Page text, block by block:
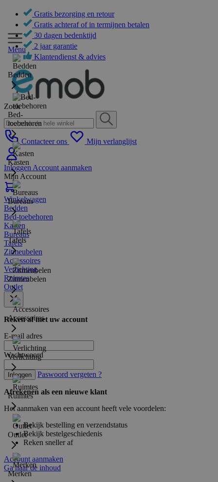
Gratis bezorging en retour
Gratis achteraf of in termijnen betalen
30 dagen bedenktijd
2 jaar garantie
Klantendienst & advies
Zoek
Contacteer ons Mijn verlanglijst
Inloggen Account aanmaken
Mijn Account
Winkelwagen
Menu
Bedden
Bed-
toebehoren
Kasten
Bureaus
Tafels
Zitmeubelen
Accessoires
Verlichting
Ruimtes
Outlet
Merken
Bedden
Bed-toebehoren
Kasten
Bureaus
Tafels
Zitmeubelen
Accessoires
Verlichting
Ruimtes
Outlet
Reken af met uw account
E-mail adres
Wachtwoord
Inloggen Paswoord vergeten ?
Afrekenen als een nieuwe klant
Het aanmaken van een account heeft vele voordelen:
Bekijk bestelling en verzendstatus
Bekijk bestelgeschiedenis
Reken sneller af
Account aanmaken
Ga naar de inhoud